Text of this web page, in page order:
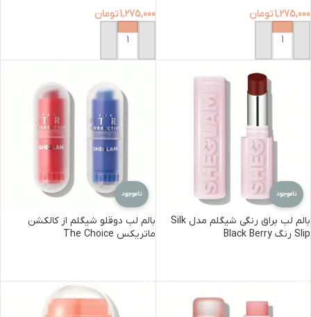
1,275,000تومان
افزودن به سبد خرید
1,275,000تومان
افزودن به سبد خرید
ناموجود
بالم لب براق رنگی شیگلم مدل Silk
Slip رنگ Black Berry
ناموجود
بالم لب دوقلو شیگلم از کالکشن
ماتریکس The Choice